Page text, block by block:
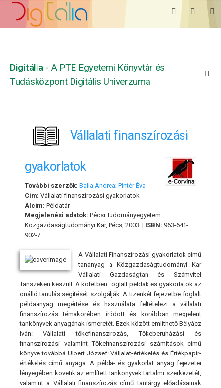
Digitália - A PTE Egyetemi Könyvtár és
Tudásközpont Digitális Univerzuma
Vállalati finanszírozási
gyakorlatok
További szerzők: Balla Andrea; Pintér Éva
Cím: Vállalati finanszírozási gyakorlatok
Alcím: Példatár
Megjelenési adatok: Pécsi Tudományegyetem
Közgazdaságtudományi Kar, Pécs, 2003. | ISBN: 963-641-
902-7
A Vállalati Finanszírozási gyakorlatok című
tananyag a Közgazdaságtudományi Kar
Vállalati Gazdaságtan és Számvitel
Tanszékén készült. A kötetben foglalt példák és gyakorlatok az
önálló tanulás segítését szolgálják. A tizenkét fejezetbe foglalt
példaanyag megértése és használata feltételezi a vállalati
finanszírozás témakörében íródott és korábban megjelent
tankönyvek anyagának ismeretét. Ezek között említhető Bélyácz
Iván: Vállalati tőkefinanszírozás, Tőkeberuházási és
finanszírozási valamint Tőkefinanszírozási számítások című
könyve továbbá Ulbert József: Vállalat-értékelés és Értékpapír-
értékelés című anyaga. A példa- és gyakorlat anyag fejezetei
lényegében követik az említett tankönyvek tartalmi szerkezetét,
valamint a Vállalati finanszírozás című tantárgy előadásainak